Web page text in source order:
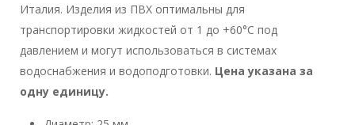
Италия. Изделия из ПВХ оптимальны для
транспортировки жидкостей от 1 до +60°C под
давлением и могут использоваться в системах
водоснабжения и водоподготовки. Цена указана за
одну единицу.